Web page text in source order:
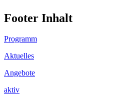
Footer Inhalt
Programm
Aktuelles
Angebote
aktiv